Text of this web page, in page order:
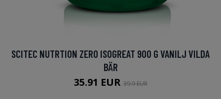
SCITEC NUTRTION ZERO ISOGREAT 900 G VANILJ VILDA
BÄR
35.91 EUR39.9 EUR